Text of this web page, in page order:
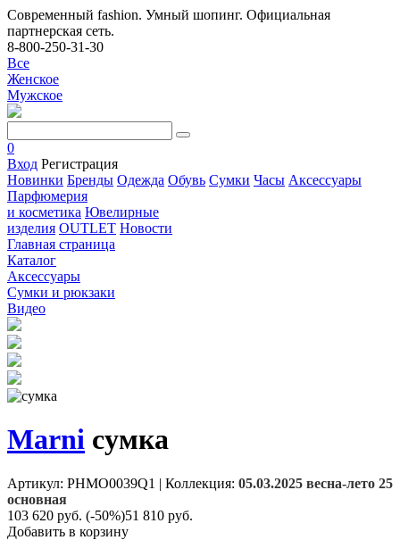
Современный fashion. Умный шопинг. Официальная
партнерская сеть.
8-800-250-31-30
Все
Женское
Мужское
0
Вход Регистрация
Новинки Бренды Одежда Обувь Сумки Часы Аксессуары
Парфюмерия
и косметика Ювелирные
изделия OUTLET Новости
Главная страница
Каталог
Аксессуары
Сумки и рюкзаки
Видео
Marni сумка
Артикул: PHMO0039Q1 | Коллекция: 05.03.2025 весна-лето 25
основная
103 620 руб. (-50%)51 810 руб.
Добавить в корзину